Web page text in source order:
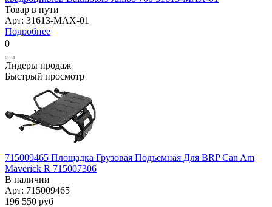
Товар в пути
Арт: 31613-MAX-01
Подробнее
0
Лидеры продаж
Быстрый просмотр
715009465 Площадка Грузовая Подъемная Для BRP Can Am
Maverick R 715007306
В наличии
Арт: 715009465
196 550 руб